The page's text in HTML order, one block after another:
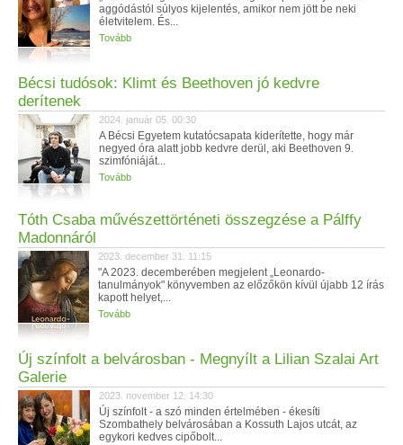
aggódástól súlyos kijelentés, amikor nem jött be neki
életvitelem. És...
Tovább
Bécsi tudósok: Klimt és Beethoven jó kedvre
derítenek
2024. január 05. 00:30
A Bécsi Egyetem kutatócsapata kiderítette, hogy már
negyed óra alatt jobb kedvre derül, aki Beethoven 9.
szimfóniáját...
Tovább
Tóth Csaba művészettörténeti összegzése a Pálffy
Madonnáról
2023. december 31. 11:15
"A 2023. decemberében megjelent „Leonardo-
tanulmányok" könyvemben az előzőkön kívül újabb 12 írás
kapott helyet,...
Tovább
Új színfolt a belvárosban - Megnyílt a Lilian Szalai Art
Galerie
2023. november 12. 14:30
Új színfolt - a szó minden értelmében - ékesíti
Szombathely belvárosában a Kossuth Lajos utcát, az
egykori kedves cipőbolt...